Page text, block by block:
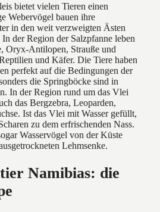
bietet vielen Tieren einen
Webervögel bauen ihre
in den weit verzweigten Ästen
der Region der Salzpfanne leben
Oryx-Antilopen, Strauße und
und Käfer. Die Tiere haben
perfekt auf die Bedingungen der
die Springböcke sind in
In der Region rund um das Vlei
das Bergzebra, Leoparden,
Ist das Vlei mit Wasser gefüllt,
zu dem erfrischenden Nass.
Wasservögel von der Küste
Lehmsenke.
Namibias: die